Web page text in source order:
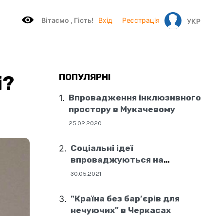
Вітаємo , Гість! Вхід Реєстрація УКР
ПОПУЛЯРНІ
Впровадження інклюзивного
простору в Мукачевому
25.02.2020
Соціальні ідеї
впроваджуються на
державному рівні
30.05.2021
"Країна без бар’єрів для
нечуючих" в Черкасах